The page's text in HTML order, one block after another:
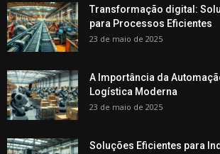
Transformação digital:
para Processos Eficientes
23 de maio de 2025
A Importância da
Logística Moderna
23 de maio de 2025
Soluções Eficientes para